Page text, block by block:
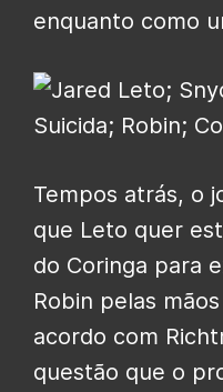
enquanto como
Tempos atrás, o
que Leto quer
do Coringa para
Robin pelas
acordo com
questão que o